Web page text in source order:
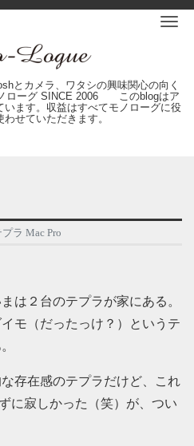
とカメラ、ワタシの興味関心の向く
ローグ SINCE 2006 このblogはア
ます。収益はすべてモノローグに役
せていただきます。
プラ Mac Pro
は２台のテプラが家にある。
モ（だったっけ？）というテ
存在感のテプラだけど、これ
に寂しかった（笑）が、つい